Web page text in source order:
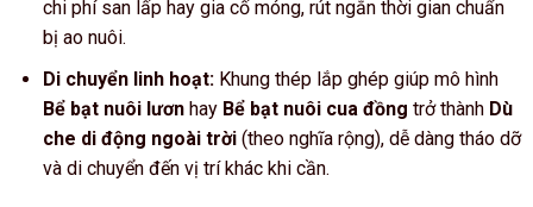
chi phí san lấp hay gia cố móng, rút ngắn thời gian chuẩn
bị ao nuôi.
Di chuyển linh hoạt:Khung thép lắp ghép giúp mô hình
Bể bạt nuôi lươnhay Bể bạt nuôi cua đồng trở thành Dù
che di động ngoài trời(theo nghĩa rộng), dễ dàng tháo dỡ
và di chuyển đến vị trí khác khi cần.